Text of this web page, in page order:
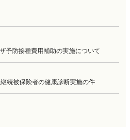
予防接種費用補助の実施について
続被保険者の健康診断実施の件